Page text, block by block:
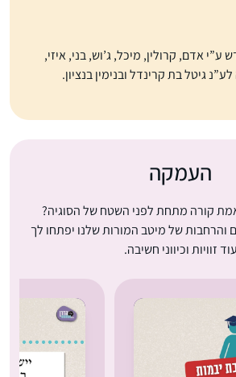
אדם, קרולין, מיכל, ג’וש, בני, איזי,
לע”נ גיטל בת קרינדל ובנימין בנציון.
העמקה
קורה מתחת לפני השטח של הסוגיה?
והרחבות של מיטב המורות שלנו יפתחו לך
עוד זוויות וכיווני חשיבה.